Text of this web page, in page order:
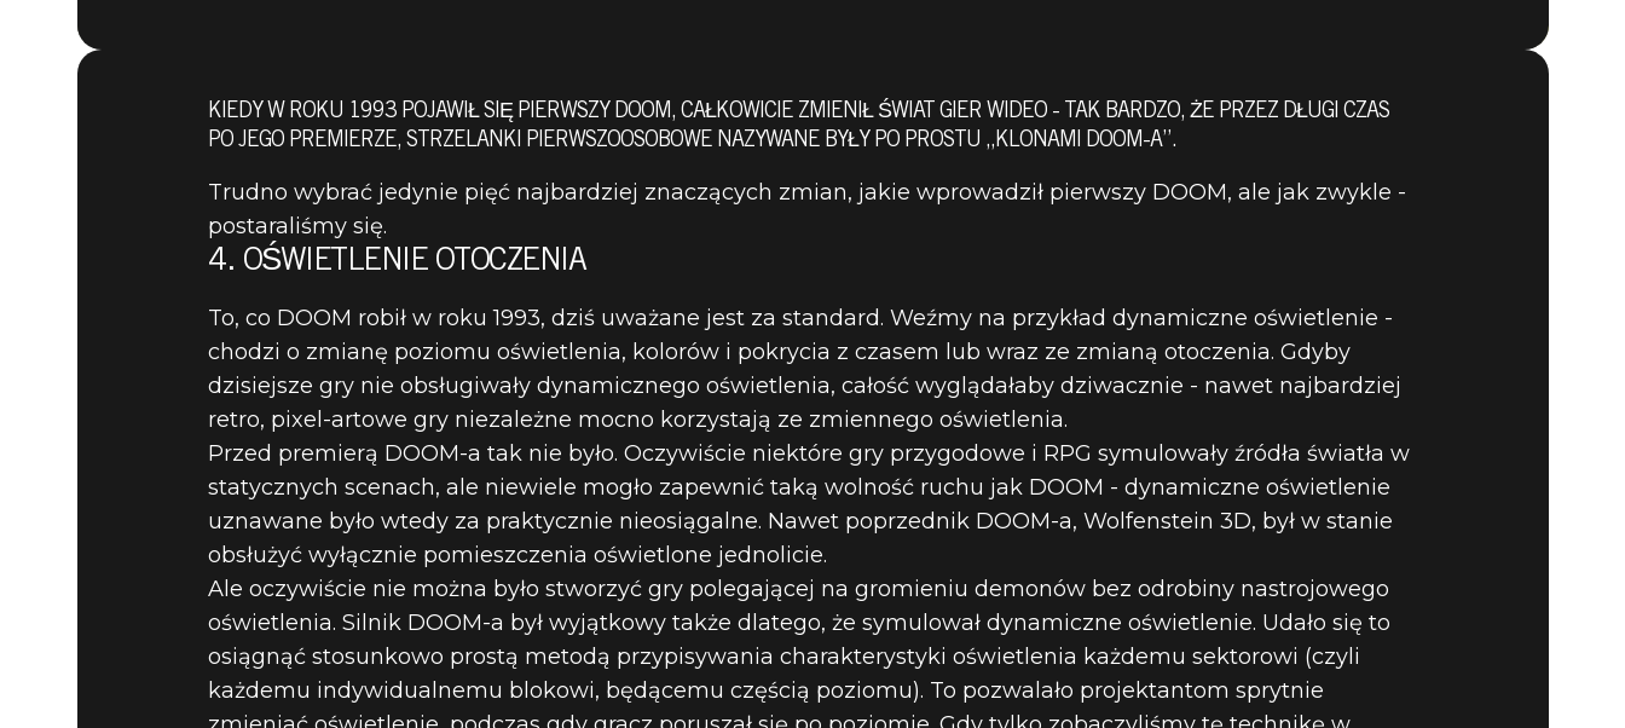
DOOM® Eternal 18 czerwca 2019
5 NAJWIĘKSZYCH INNOWACJI W
DOOM-IE (1993) - 4. OŚWIETLENIE
OTOCZENIA
KIEDY W ROKU 1993 POJAWIŁ SIĘ PIERWSZY DOOM, CAŁKOWICIE ZMIENIŁ ŚWIAT GIER WIDEO - TAK BARDZO, ŻE PRZEZ DŁUGI CZAS
PO JEGO PREMIERZE, STRZELANKI PIERWSZOOSOBOWE NAZYWANE BYŁY PO PROSTU „KLONAMI DOOM-A”.
Trudno wybrać jedynie pięć najbardziej znaczących zmian, jakie wprowadził pierwszy DOOM, ale jak zwykle -
postaraliśmy się.
4. OŚWIETLENIE OTOCZENIA
To, co DOOM robił w roku 1993, dziś uważane jest za standard. Weźmy na przykład dynamiczne oświetlenie -
chodzi o zmianę poziomu oświetlenia, kolorów i pokrycia z czasem lub wraz ze zmianą otoczenia. Gdyby
dzisiejsze gry nie obsługiwały dynamicznego oświetlenia, całość wyglądałaby dziwacznie - nawet najbardziej
retro, pixel-artowe gry niezależne mocno korzystają ze zmiennego oświetlenia.
Przed premierą DOOM-a tak nie było. Oczywiście niektóre gry przygodowe i RPG symulowały źródła światła w
statycznych scenach, ale niewiele mogło zapewnić taką wolność ruchu jak DOOM - dynamiczne oświetlenie
uznawane było wtedy za praktycznie nieosiągalne. Nawet poprzednik DOOM-a, Wolfenstein 3D, był w stanie
obsłużyć wyłącznie pomieszczenia oświetlone jednolicie.
Ale oczywiście nie można było stworzyć gry polegającej na gromieniu demonów bez odrobiny nastrojowego
oświetlenia. Silnik DOOM-a był wyjątkowy także dlatego, że symulował dynamiczne oświetlenie. Udało się to
osiągnąć stosunkowo prostą metodą przypisywania charakterystyki oświetlenia każdemu sektorowi (czyli
każdemu indywidualnemu blokowi, będącemu częścią poziomu). To pozwalało projektantom sprytnie